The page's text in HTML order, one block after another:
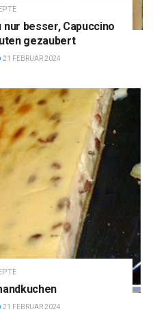
besser, Capuccino
gezaubert
21 FEBRUAR 2024
21 FEBRUAR 2024